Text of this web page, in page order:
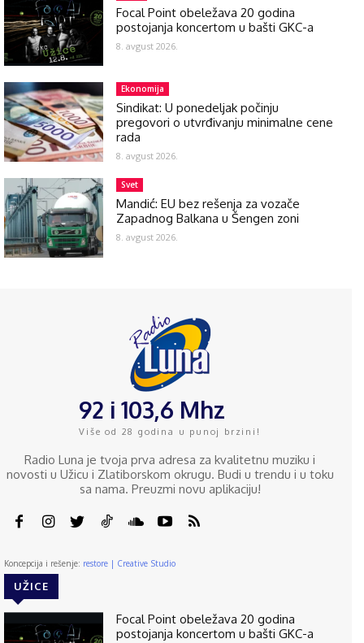
Focal Point obeležava 20 godina
postojanja koncertom u bašti GKC-a
8. avgust 2026.
Ekonomija
Sindikat: U ponedeljak počinju
pregovori o utvrđivanju minimalne cene
rada
8. avgust 2026.
Svet
Mandić: EU bez rešenja za vozače
Zapadnog Balkana u Šengen zoni
8. avgust 2026.
92 i 103,6 Mhz
Više od 28 godina u punoj brzini!
Radio Luna je tvoja prva adresa za kvalitetnu muziku i
novosti u Užicu i Zlatiborskom okrugu. Budi u trendu i u toku
sa nama. Preuzmi novu aplikaciju!
Koncepcija i rešenje: restore | Creative Studio
UŽICE
Focal Point obeležava 20 godina
postojanja koncertom u bašti GKC-a